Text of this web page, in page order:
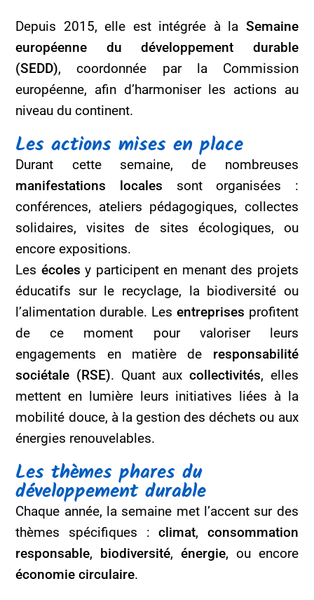
Depuis 2015, elle est intégrée à la Semaine
européenne du développement durable
(SEDD), coordonnée par la Commission
européenne, afin d’harmoniser les actions au
niveau du continent.
Les actions mises en place
Durant cette semaine, de nombreuses
manifestations locales sont organisées :
conférences, ateliers pédagogiques, collectes
solidaires, visites de sites écologiques, ou
encore expositions.
Les écoles y participent en menant des projets
éducatifs sur le recyclage, la biodiversité ou
l’alimentation durable. Les entreprises profitent
de ce moment pour valoriser leurs
engagements en matière de responsabilité
sociétale (RSE). Quant aux collectivités, elles
mettent en lumière leurs initiatives liées à la
mobilité douce, à la gestion des déchets ou aux
énergies renouvelables.
Les thèmes phares du
développement durable
Chaque année, la semaine met l’accent sur des
thèmes spécifiques :climat, consommation
responsable, biodiversité, énergie, ou encore
économie circulaire.